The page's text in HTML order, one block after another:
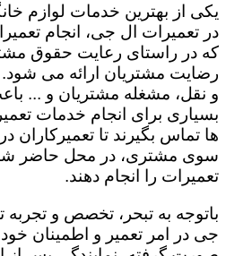
یکی از بهترین خدمات لوازم
در تعمیرات ال جی، انجام
که در راستای رعایت حقوق
رضایت مشتریان ارائه می
و نقل، مشغله مشتریان و ...
بسیاری برای انجام خدمات
ها تماس بگیرند تا
سوی مشتری، در محل حاضر
تعمیرات را انجام دهند.
باتوجه به تبحر، تخصص و
جی در امر تعمیر و اطمینان